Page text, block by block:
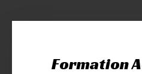
Formation